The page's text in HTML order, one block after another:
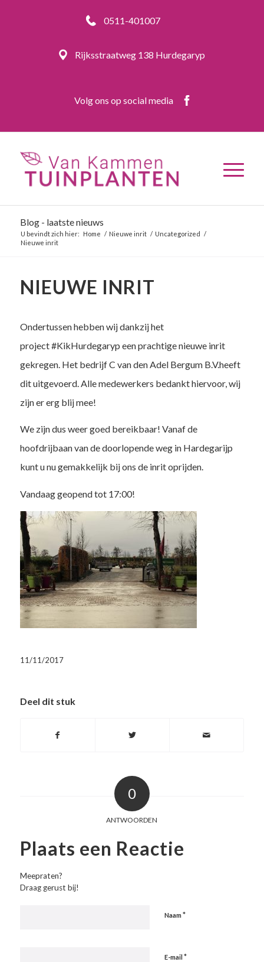
0511-401007
Rijksstraatweg 138 Hurdegaryp
Volg ons op social media
Blog - laatste nieuws
U bevindt zich hier: Home / Nieuwe inrit / Uncategorized /
Nieuwe inrit
NIEUWE INRIT
Ondertussen hebben wij dankzij het
project#KikHurdegaryp een prachtige nieuwe inrit
gekregen. Het bedrijfC van den Adel Bergum B.V.heeft
dit uitgevoerd. Alle medewerkers bedankt hiervoor, wij
zijn er erg blij mee!
We zijn dus weer goed bereikbaar! Vanaf de
hoofdrijbaan van de doorlopende weg in Hardegarijp
kunt u nu gemakkelijk bij ons de inrit oprijden.
Vandaag geopend tot 17:00!
11/11/2017
Deel dit stuk
0
ANTWOORDEN
Plaats een Reactie
Meepraten?
Draag gerust bij!
Naam *
E-mail *